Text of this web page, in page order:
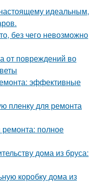
идеальным,
без чего невозможно
от повреждений во
эффективные
пленку для ремонта
ремонта: полное
дома из бруса:
коробку дома из